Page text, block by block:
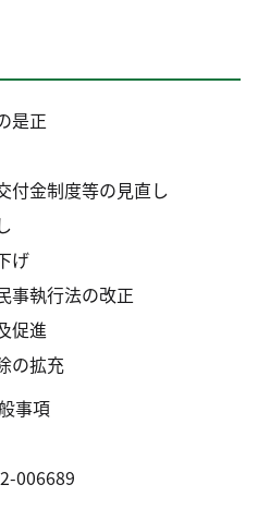
是正
付金制度等の見直し
げ
事執行法の改正
促進
の拡充
事項
006689